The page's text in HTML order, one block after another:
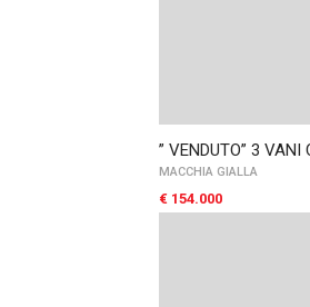
” VENDUTO” 3
MACCHIA GIALLA
€ 154.000